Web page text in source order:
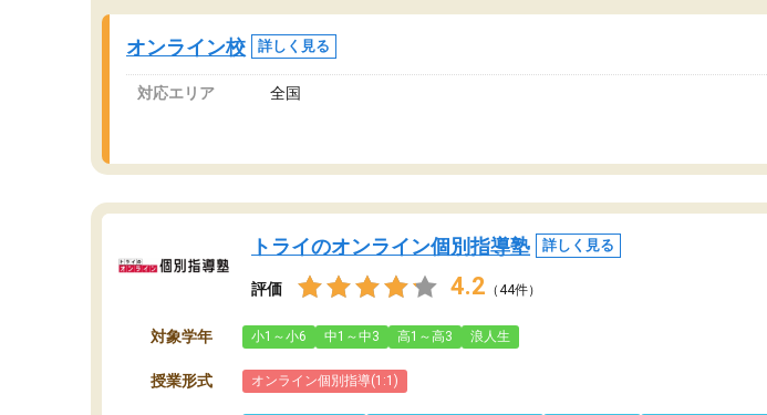
り宿題もそちらで出される形でした。
2ヶ月で担当講師の方がお辞めになると言う事で
講師変更の申し出があり、あまりに短期での変
更だった為、塾に通う事にして退会しました。
遅れも取り戻せ、授業内容や講師の方は良かっ
ます。講師も合わなければチェンジできます
オンライン校 詳しく見る
対応エリア 全国
トライのオンライン個別指導塾 詳しく見る
評価 4.2 （44件）
対象学年 小1～小6 中1～中3 高1～高3 浪人生
授業形式 オンライン個別指導(1:1)